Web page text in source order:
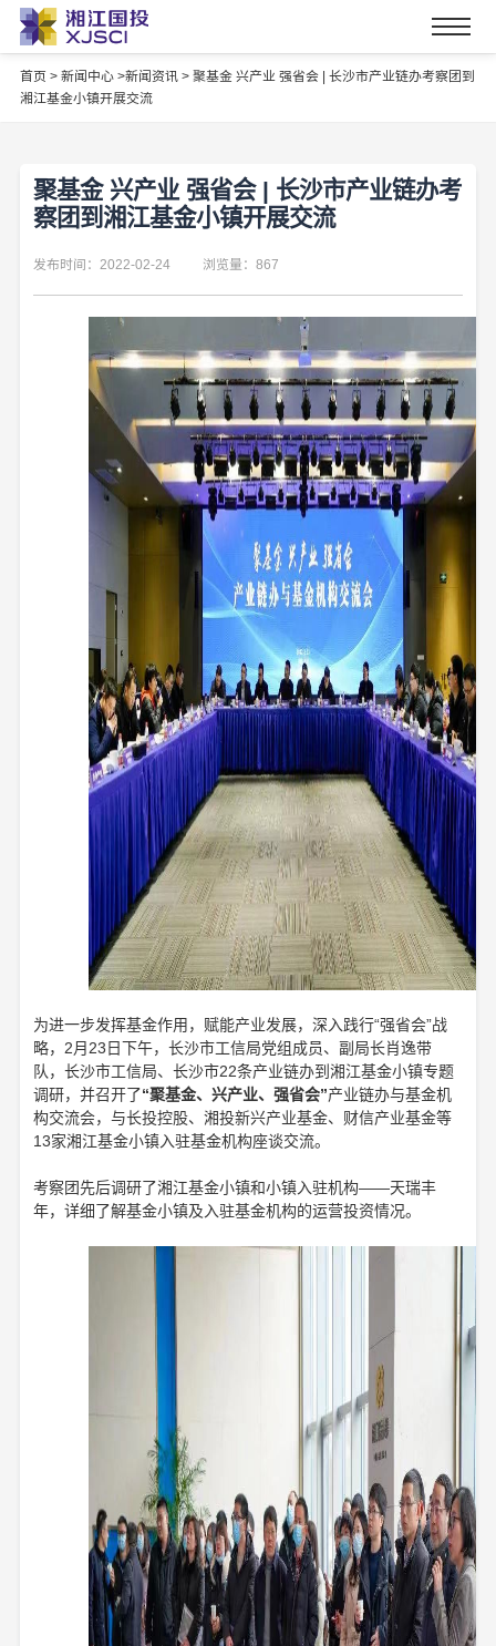
首页 > 新闻中心 >新闻资讯 > 聚基金 兴产业 强省会 | 长沙市产业链办考察团到
湘江基金小镇开展交流
聚基金 兴产业 强省会 | 长沙市产业链办考
察团到湘江基金小镇开展交流
发布时间：2022-02-24 浏览量：867
为进一步发挥基金作用，赋能产业发展，深入践行“强省会”战
略，2月23日下午，长沙市工信局党组成员、副局长肖逸带
队，长沙市工信局、长沙市22条产业链办到湘江基金小镇专题
调研，并召开了“聚基金、兴产业、强省会”产业链办与基金机
构交流会，与长投控股、湘投新兴产业基金、财信产业基金等
13家湘江基金小镇入驻基金机构座谈交流。
考察团先后调研了湘江基金小镇和小镇入驻机构——天瑞丰
年，详细了解基金小镇及入驻基金机构的运营投资情况。